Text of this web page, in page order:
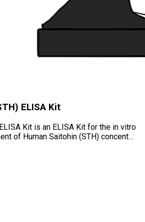
ELISA Kit
Kit is an ELISA Kit for the in vitro
of Human Saitohin (STH) concent…